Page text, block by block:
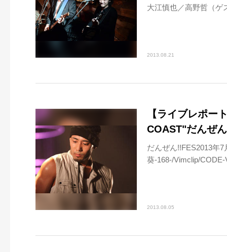
大江慎也／高野哲（ゲ
2013.08.21
【ライブレポー
COAST"だんぜ
だんぜん!!FES2013年
葵-168-/Vimclip/
2013.08.05